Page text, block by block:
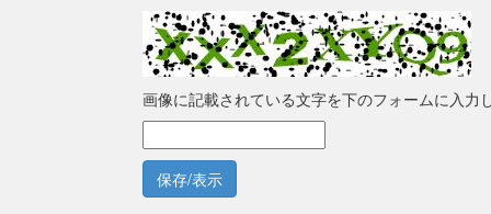
画像に記載されている文字を下のフォームに入力
保存/表示